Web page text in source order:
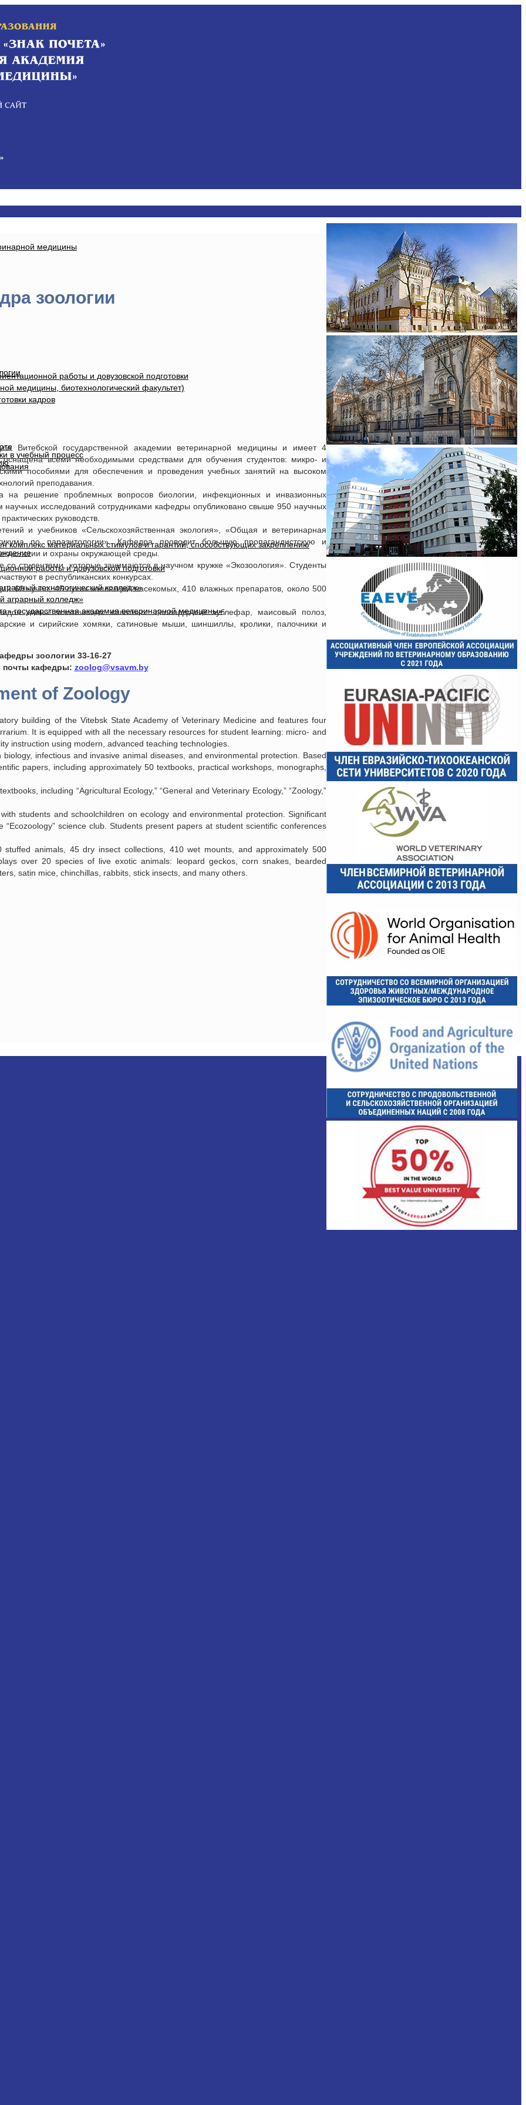
медицины
работы и довузовской подготовки
медицины, биотехнологический факультет)
кадров
технологический колледж»
аграрный колледж»
государственная академия ветеринарной медицины»
комплекс материальных стимулов и гарантий, способствующих закреплению
работы и довузовской подготовки
в учебный процесс
зоологии
Витебской государственной академии ветеринарной медицины и имеет 4
всеми необходимыми средствами для обучения студентов: микро- и
пособиями для обеспечения и проведения учебных занятий на высоком
преподавания.
на решение проблемных вопросов биологии, инфекционных и инвазионных
исследований сотрудниками кафедры опубликовано свыше 950 научных
руководств.
и учебников «Сельскохозяйственная экология», «Общая и ветеринарная
по паразитологии». Кафедра проводит большую пропагандистскую и
экологии и охраны окружающей среды.
со студентами, которые занимаются в научном кружке «Экозоология». Студенты
в республиканских конкурсах.
60 чучел, 45 сухих коллекций насекомых, 410 влажных препаратов, около 500
живых экзотических животных: леопардовый эублефар, маисовый полоз,
и сирийские хомяки, сатиновые мыши, шиншиллы, кролики, палочники и
зоологии 33-16-27
почты кафедры: zoolog@vsavm.by
of Zoology
building of the Vitebsk State Academy of Veterinary Medicine and features four
It is equipped with all the necessary resources for student learning: micro- and
instruction using modern, advanced teaching technologies.
infectious and invasive animal diseases, and environmental protection. Based
papers, including approximately 50 textbooks, practical workshops, monographs,
including “Agricultural Ecology,” “General and Veterinary Ecology,” “Zoology,”
students and schoolchildren on ecology and environmental protection. Significant
science club. Students present papers at student scientific conferences
animals, 45 dry insect collections, 410 wet mounts, and approximately 500
over 20 species of live exotic animals: leopard geckos, corn snakes, bearded
satin mice, chinchillas, rabbits, stick insects, and many others.